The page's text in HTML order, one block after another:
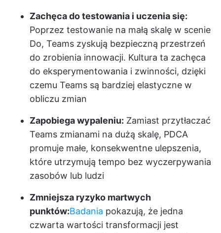
Zachęca do testowania i uczenia się:
Poprzez testowanie na małą skalę w scenie
Do, Teams zyskują bezpieczną przestrzeń
do zrobienia innowacji. Kultura ta zachęca
do eksperymentowania i zwinności, dzięki
czemu Teams są bardziej elastyczne w
obliczu zmian
Zapobiega wypaleniu: Zamiast przytłaczać
Teams zmianami na dużą skalę, PDCA
promuje małe, konsekwentne ulepszenia,
które utrzymują tempo bez wyczerpywania
zasobów lub ludzi
Zmniejsza ryzyko martwych
punktów:Badania pokazują, że jedna
czwarta wartości transformacji jest